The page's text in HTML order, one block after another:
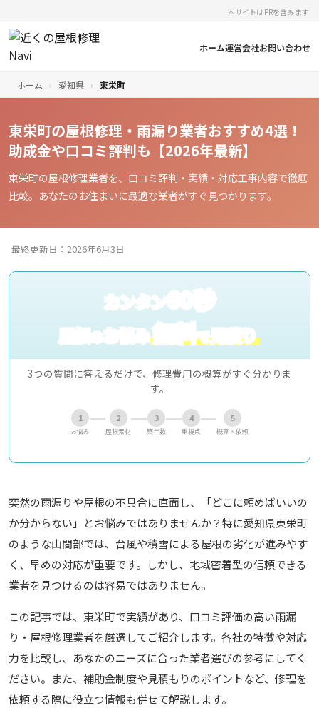
本サイトはPRを含みます
ホーム運営会社お問い合わせ
ホーム › 愛知県 › 東栄町
東栄町の屋根修理・雨漏り業者おすすめ4選！
助成金や口コミ評判も【2026年最新】
東栄町の屋根修理業者を、口コミ評判・実績・対応工事内容で徹底
比較。あなたのお住まいに最適な業者がすぐ見つかります。
最終更新日：2026年6月3日
カンタン60秒
屋根のお悩み無料で見積り
3つの質問に答えるだけで、修理費用の概算がすぐ分かりま
す。
1
お悩み
2
屋根素材
3
築年数
4
重視点
5
概算・依頼
突然の雨漏りや屋根の不具合に直面し、「どこに頼めばいいの
か分からない」とお悩みではありませんか？特に愛知県東栄町
のような山間部では、台風や積雪による屋根の劣化が進みやす
く、早めの対応が重要です。しかし、地域密着型の信頼できる
業者を見つけるのは容易ではありません。
この記事では、東栄町で実績があり、口コミ評価の高い雨漏
り・屋根修理業者を厳選してご紹介します。各社の特徴や対応
力を比較し、あなたのニーズに合った業者選びの参考にしてく
ださい。また、補助金制度や見積もりのポイントなど、修理を
依頼する際に役立つ情報も併せて解説します。